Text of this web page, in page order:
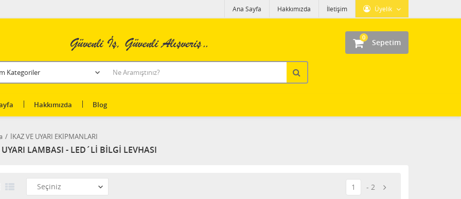
Üyelik
Ana Sayfa Hakkımızda İletişim
Sepetim
0
Hakkımızda Blog
İKAZ VE UYARI EKİPMANLARI
LAMBASI - LED´Lİ BİLGİ LEVHASI
1 2